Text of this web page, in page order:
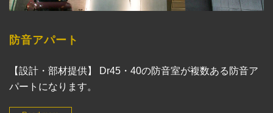
防音アパート
【設計・部材提供】 Dr45・40の防音室が複数ある防音ア
パートになります。